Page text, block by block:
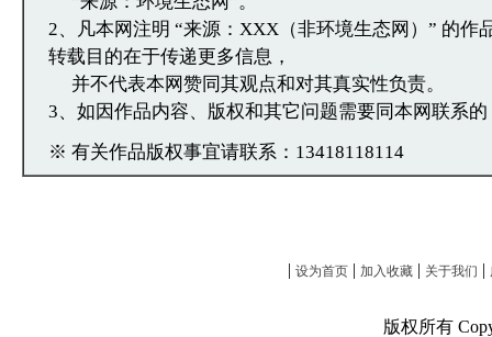
2、凡本网注明 “来源：XXX（非环境生态网）” 的作
转载目的在于传递更多信息，
并不代表本网赞同其观点和对其真实性负责。
3、如因作品内容、版权和其它问题需要同本网联系
※ 有关作品版权事宜请联系：13418118114
| 设为首页| 加入收藏| 关于我们 |
版权所有